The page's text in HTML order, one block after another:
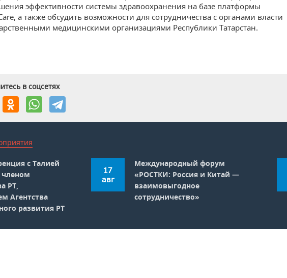
эффективности системы здравоохранения на базе платформы
а также обсудить возможности для сотрудничества с органами власти
медицинскими организациями Республики Татарстан.
в соцсетях
c Талией
РТ,
Агентства
развития РТ
17
авг
Международный форум
«РОСТКИ: Россия и Китай —
взаимовыгодное
сотрудничество»